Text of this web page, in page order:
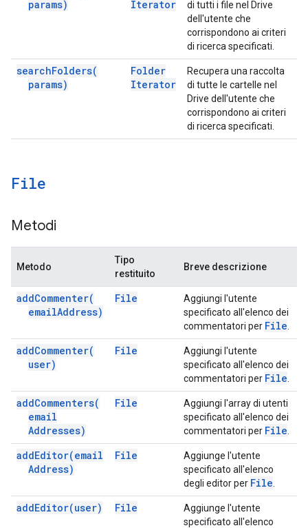
params)
Iterator
di tutti i file nel Drive
dell'utente che
corrispondono ai criteri
di ricerca specificati.
searchFolders(
params)
Folder
Iterator
Recupera una raccolta
di tutte le cartelle nel
Drive dell'utente che
corrispondono ai criteri
di ricerca specificati.
File
Metodi
Metodo
Tipo
restituito
Breve descrizione
addCommenter(
emailAddress)
File
Aggiungi l'utente
specificato all'elenco dei
commentatori per File
addCommenter(
user)
File
Aggiungi l'utente
specificato all'elenco dei
commentatori per File
addCommenters(
email
Addresses)
File
Aggiungi l'array di utenti
specificato all'elenco dei
commentatori per File
addEditor(email
Address)
File
Aggiunge l'utente
specificato all'elenco
degli editor per File
addEditor(user) File
Aggiunge l'utente
specificato all'elenco